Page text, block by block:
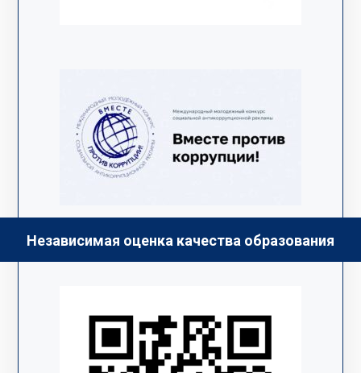
Независимая оценка качества образования